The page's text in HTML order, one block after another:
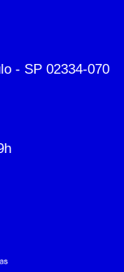
- SP 02334-070